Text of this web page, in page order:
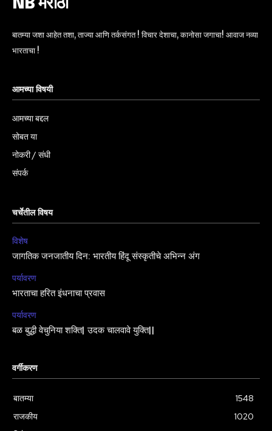
NB मराठी
बातम्या जशा आहेत तशा, ताज्या आणि तर्कसंगत ! विचार देशाचा, कानोसा जगाचा! आवाज नव्या
भारताचा !
आमच्या विषयी
आमच्या बद्दल
सोबत या
नोकरी / संधी
संपर्क
चर्चेतील विषय
विशेष
जागतिक जनजातीय दिन: भारतीय हिंदू संस्कृतीचे अभिन्न अंग
पर्यावरण
भारताचा हरित इंधनाचा प्रवास
पर्यावरण
बळ बुद्धी वेचुनिया शक्ति| उदक चालवावे युक्ति||
वर्गीकरण
बातम्या
1548
राजकीय
1020